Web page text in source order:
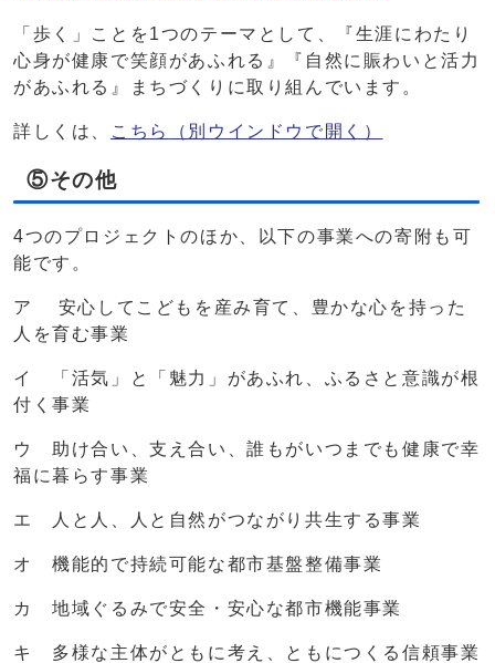
「歩く」ことを1つのテーマとして、『生涯にわたり
心身が健康で笑顔があふれる』『自然に賑わいと活力
があふれる』まちづくりに取り組んでいます。
詳しくは、 こちら （別ウインドウで開く）
⑤その他
4つのプロジェクトのほか、以下の事業への寄附も可
能です。
ア 安心してこどもを産み育て、豊かな心を持った
人を育む事業
イ 「活気」と「魅力」があふれ、ふるさと意識が根
付く事業
ウ 助け合い、支え合い、誰もがいつまでも健康で幸
福に暮らす事業
エ 人と人、人と自然がつながり共生する事業
オ 機能的で持続可能な都市基盤整備事業
カ 地域ぐるみで安全・安心な都市機能事業
キ 多様な主体がともに考え、ともにつくる信頼事業